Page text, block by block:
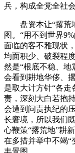
兵，构成全党全社
盘资本让“撂荒地
图。“用不到世界
面临的客不雅现状
均面积少、破裂程
然是“根底不稳、地
会看到耕地华侈、
是取大计方针“各走
责，深刻大白若抱
会遭到问责执纪的
长窘境，所以我们
心鞭策“撂荒地”耕
在多措并举中不竭“
丰景图。